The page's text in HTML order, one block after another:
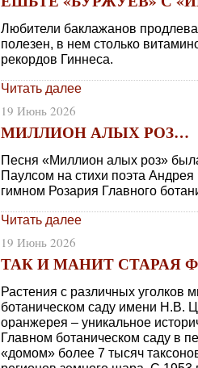
Любители баклажанов
полезен, в нем столько
рекордов Гиннеса.
Читать далее
19 Июнь 2026
МИЛЛИОН АЛЫХ РОЗ…
Песня «Миллион алых роз»
Паулсом на стихи поэта
гимном Розария Главного
Читать далее
19 Июнь 2026
ТАК И МАНИТ СТАРАЯ
Растения с различных уголков
ботаническом саду имени Н.В.
оранжерея – уникальное
Главном ботаническом саду в
«домом» более 7 тысяч